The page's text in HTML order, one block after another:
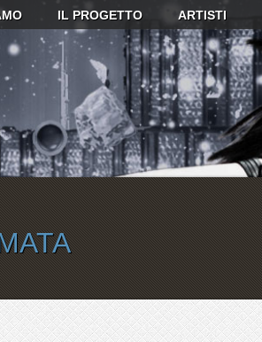
IL PROGETTO ARTISTI